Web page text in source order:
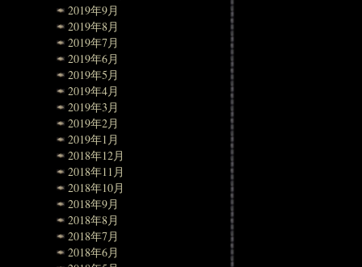
2019年9月
2019年8月
2019年7月
2019年6月
2019年5月
2019年4月
2019年3月
2019年2月
2019年1月
2018年12月
2018年11月
2018年10月
2018年9月
2018年8月
2018年7月
2018年6月